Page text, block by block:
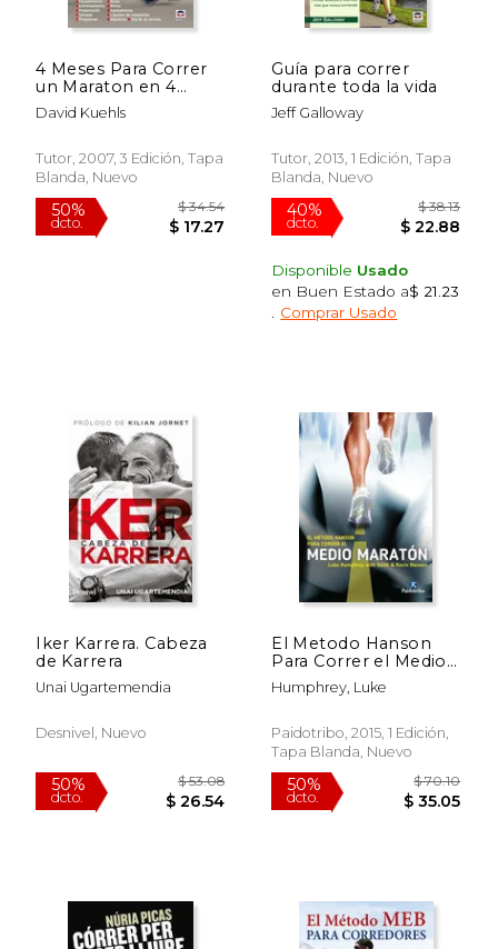
50% 50%
50%
dcto. $ 41.23
50%
dcto.
4 Meses Para Correr
un Maraton en 4
Horas
David Kuehls
Tutor, 2007, 3 Edición, Tapa
Blanda, Nuevo
Guía para correr
durante toda la vida
Jeff Galloway
Tutor, 2013, 1 Edición, Tapa
Blanda, Nuevo
Disponible Usado
en Buen Estado a$ 21.23
Comprar Usado
Iker Karrera. Cabeza
de Karrera
Unai Ugartemendia
Desnivel, Nuevo
El Metodo Hanson
Para Correr el Medio
Maraton
Humphrey, Luke
Paidotribo, 2015, 1 Edición,
Tapa Blanda, Nuevo